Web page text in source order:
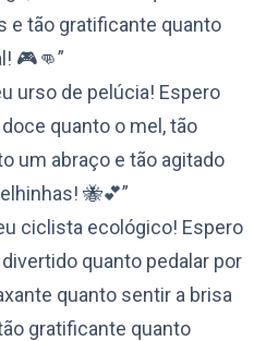
e tão gratificante quanto
🎮👊”
urso de pelúcia! Espero
quanto o mel, tão
um abraço e tão agitado
🐝💕”
ciclista ecológico! Espero
quanto pedalar por
quanto sentir a brisa
gratificante quanto